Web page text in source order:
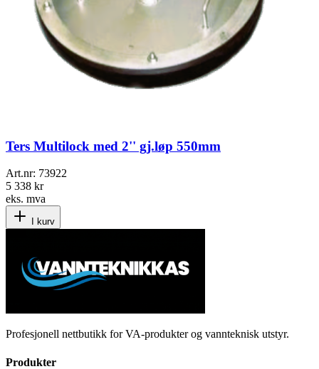
Ters Multilock med 2'' gj.løp 550mm
Art.nr: 73922
5 338 kr
eks. mva
I kurv
Profesjonell nettbutikk for VA-produkter og vannteknisk utstyr.
Produkter